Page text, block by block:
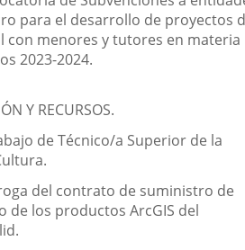
para el desarrollo de proyectos
con menores y tutores en materia
2023-2024.
Y RECURSOS.
de Técnico/a Superior de la
del contrato de suministro de
de los productos ArcGIS del